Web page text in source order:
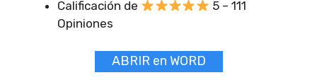
Calificación de
5 – 111
Opiniones
ABRIR en WORD